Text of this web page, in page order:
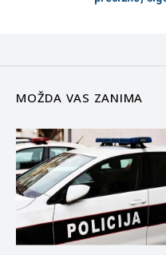
MOŽDA VAS ZANIMA